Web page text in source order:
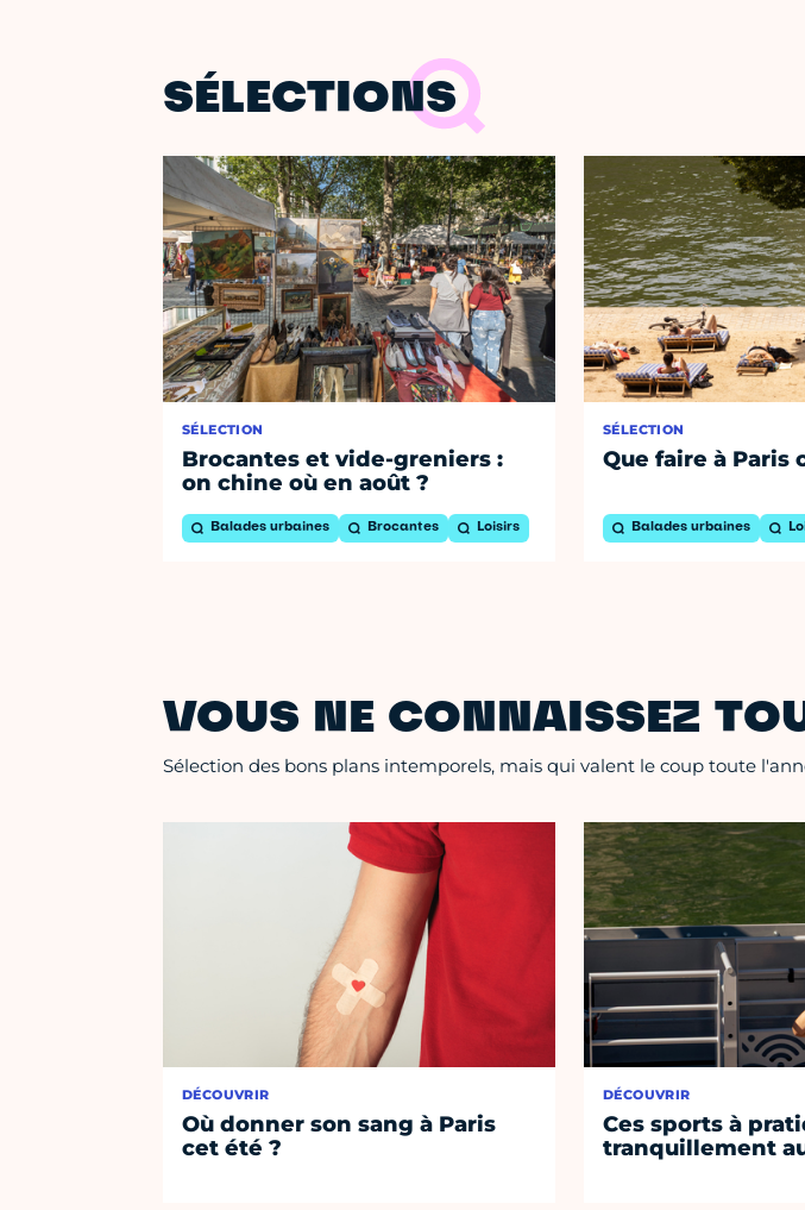
SÉLECTIONS
SÉLECTION
Brocantes et vide-greniers :
on chine où en août ?
Balades urbaines Brocantes Loisirs
SÉLECTION
Que faire à Paris
Balades urbaines
VOUS NE CONNAISSEZ
Sélection des bons plans intemporels, mais qui valent le coup toute
DÉCOUVRIR
Où donner son sang à Paris
cet été ?
DÉCOUVRIR
Ces sports à
tranquillement